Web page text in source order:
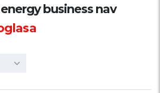
business nav